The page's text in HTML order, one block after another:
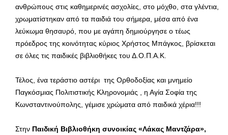
ανθρώπους στις καθημερινές ασχολίες, στο μόχθο, στα γλέντια,
χρωματίστηκαν από τα παιδιά του σήμερα, μέσα από ένα
λεύκωμα θησαυρό, που με αγάπη δημιούργησε ο τέως
πρόεδρος της κοινότητας κύριος Χρήστος Μπάγκος, βρίσκεται
σε όλες τις παιδικές βιβλιοθήκες του Δ.Ο.Π.Α.Κ.
Τέλος, ένα τεράστιο αστέρι της Ορθοδοξίας και μνημείο
Παγκόσμιας Πολιτιστικής Κληρονομιάς , η Αγία Σοφία της
Κωνσταντινούπολης, γέμισε χρώματα από παιδικά χέρια!!!
Στην Παιδική Βιβλιοθήκη συνοικίας «Λάκας Μαντζάρα»,